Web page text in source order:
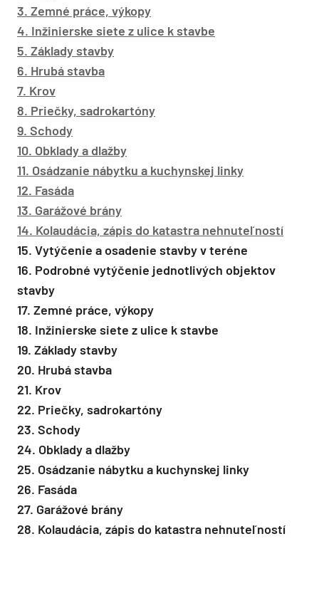
3. Zemné práce, výkopy
4. Inžinierske siete z ulice k stavbe
5. Základy stavby
6. Hrubá stavba
7. Krov
8. Priečky, sadrokartóny
9. Schody
10. Obklady a dlažby
11. Osádzanie nábytku a kuchynskej linky
12. Fasáda
13. Garážové brány
14. Kolaudácia, zápis do katastra nehnuteľností
15. Vytýčenie a osadenie stavby v teréne
16. Podrobné vytýčenie jednotlivých objektov
stavby
17. Zemné práce, výkopy
18. Inžinierske siete z ulice k stavbe
19. Základy stavby
20. Hrubá stavba
21. Krov
22. Priečky, sadrokartóny
23. Schody
24. Obklady a dlažby
25. Osádzanie nábytku a kuchynskej linky
26. Fasáda
27. Garážové brány
28. Kolaudácia, zápis do katastra nehnuteľností